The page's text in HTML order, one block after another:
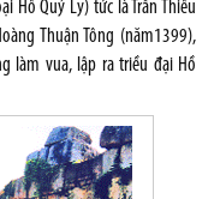
Hồ Quý Ly) tức là Trần Thiếu
Thuận Tông (năm1399),
làm vua, lập ra triều đại Hồ